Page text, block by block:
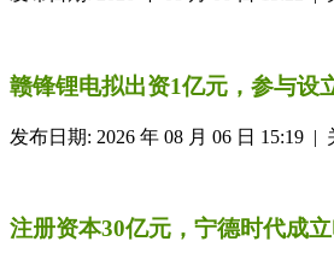
赣锋锂电拟出资1亿元，参与设
发布日期: 2026 年 08 月 06 日 15:19 |
注册资本30亿元，宁德时代成